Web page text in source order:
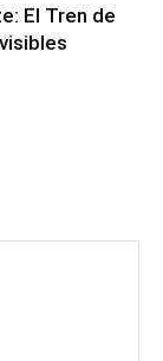
El Tren de